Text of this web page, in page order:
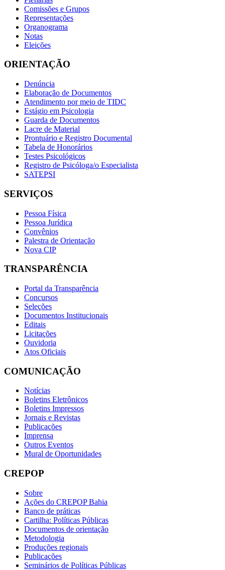
Comissões e Grupos
Representações
Organograma
Notas
Eleições
ORIENTAÇÃO
Denúncia
Elaboração de Documentos
Atendimento por meio de TIDC
Estágio em Psicologia
Guarda de Documentos
Lacre de Material
Prontuário e Registro Documental
Tabela de Honorários
Testes Psicológicos
Registro de Psicóloga/o Especialista
SATEPSI
SERVIÇOS
Pessoa Física
Pessoa Jurídica
Convênios
Palestra de Orientação
Nova CIP
TRANSPARÊNCIA
Portal da Transparência
Concursos
Seleções
Documentos Institucionais
Editais
Licitações
Ouvidoria
Atos Oficiais
COMUNICAÇÃO
Notícias
Boletins Eletrônicos
Boletins Impressos
Jornais e Revistas
Publicações
Imprensa
Outros Eventos
Mural de Oportunidades
CREPOP
Sobre
Ações do CREPOP Bahia
Banco de práticas
Cartilha: Políticas Públicas
Documentos de orientação
Metodologia
Produções regionais
Publicações
Seminários de Políticas Públicas